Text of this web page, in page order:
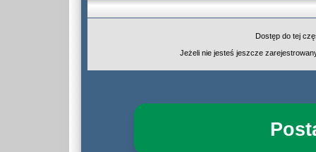
Dostęp do tej
Jeżeli nie jesteś jeszcze